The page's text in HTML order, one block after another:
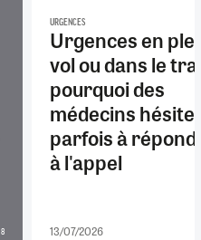
8
URGENCES
Urgences en
vol ou dans le
pourquoi des
médecins
parfois à
à l'appel
13/07/2026